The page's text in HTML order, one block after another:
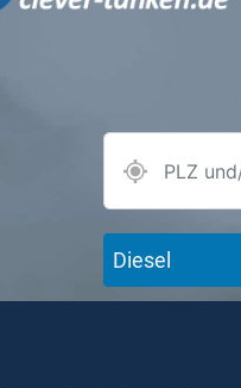
Diesel